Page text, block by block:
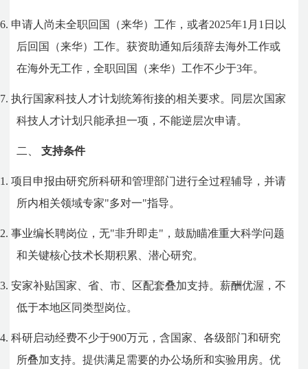
6. 申请人尚未全职回国（来华）工作，或者2025年1 月 1 日以
后回国（来华）工作。获资助通知后须辞去海外工作或
在海外无工作，全职回国（来华）工作不少于3年。
7.执行国家科技人才计划统筹衔接的相关要求。同层次国家
科技人才计划只能承担一项，不能逆层次申请。
二、支持条件
1.项目申报由研究所科研和管理部门进行全过程辅导，并请
所内相关领域专家"多对一"指导。
2.事业编长聘岗位，无"非升即走" ，鼓励瞄准重大科学问题
和关键核心技术长期积累、潜心研究。
3.安家补贴国家、省、市、区配套叠加支持。薪酬优渥，不
低于本地区同类型岗位。
4.科研启动经费不少于900万元，含国家、各级部门和研究
所叠加支持。提供满足需要的办公场所和实验用房。优